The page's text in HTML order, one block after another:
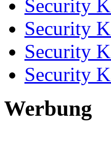
Security
Security
Security
Security
Werbung